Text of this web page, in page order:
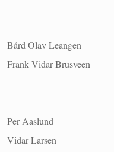
Bård Olav Leangen
Frank Vidar Brusveen
Per Aaslund
Vidar Larsen